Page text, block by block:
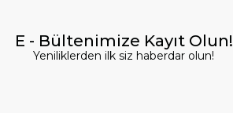
E - Bültenimize Kayıt Olun!
Yeniliklerden ilk siz haberdar olun!